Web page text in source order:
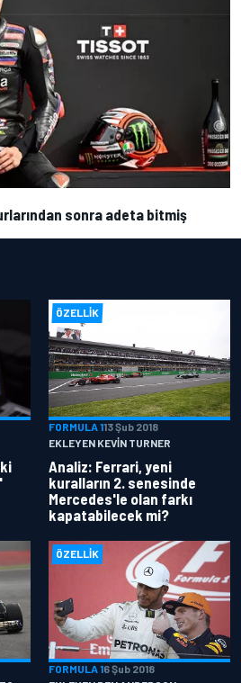
sonra adeta bitmiş
ÖZELLIK
FORMULA 113 Şub 2018
EKLEYEN KEVIN TURNER
Analiz: Ferrari, yeni
kuralların 2. senesinde
Mercedes'le olan farkı
kapatabilecek mi?
ÖZELLIK
FORMULA 16 Şub 2018